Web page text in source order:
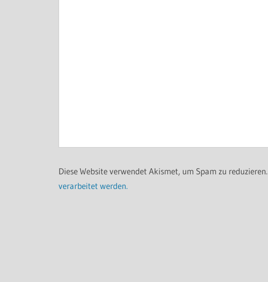
Diese Website verwendet Akismet, um Spam zu reduzieren.
verarbeitet werden.